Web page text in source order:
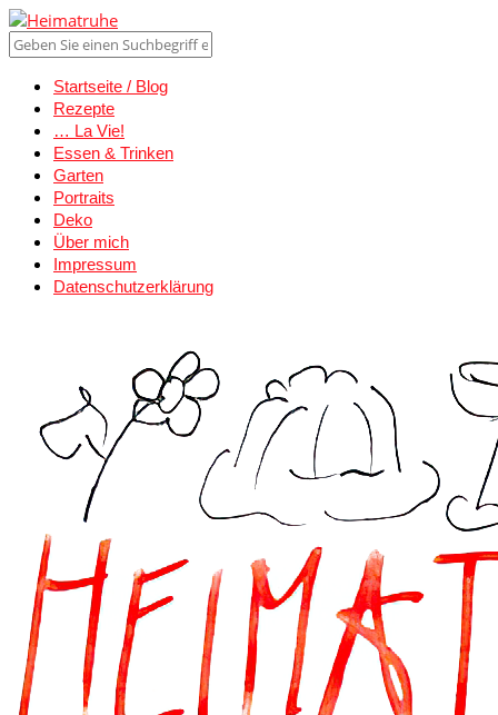
Startseite / Blog
Rezepte
… La Vie!
Essen & Trinken
Garten
Portraits
Deko
Über mich
Impressum
Datenschutzerklärung